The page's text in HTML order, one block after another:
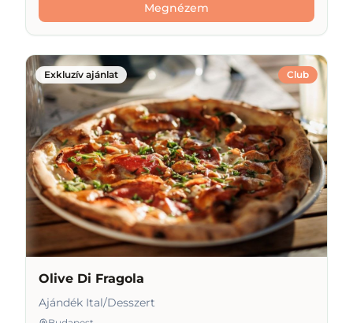
Megnézem
Club
Exkluzív ajánlat
Olive Di Fragola
Ajándék Ital/Desszert